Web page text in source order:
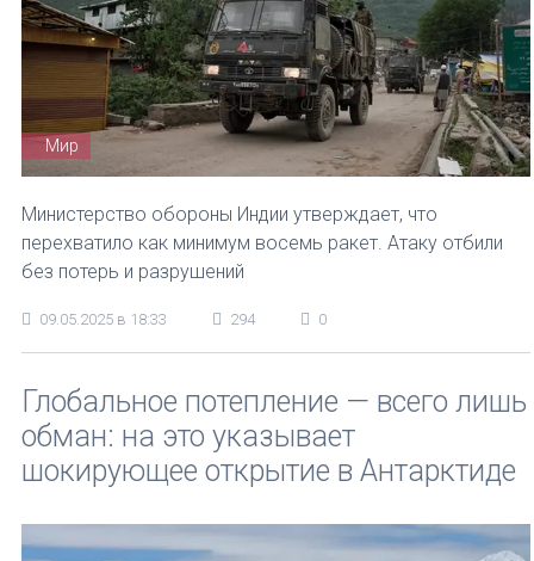
Мир
Министерство обороны Индии утверждает, что
перехватило как минимум восемь ракет. Атаку отбили
без потерь и разрушений
09.05.2025 в 18:33 294 0
Глобальное потепление — всего лишь
обман: на это указывает
шокирующее открытие в Антарктиде